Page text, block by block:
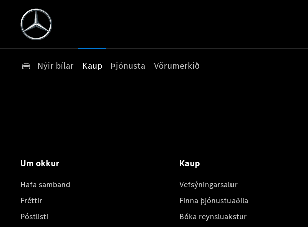
Nýir bílar Kaup Þjónusta Vörumerkið
Um okkur
Hafa samband
Fréttir
Póstlisti
Kaup
Vefsýningarsalur
Finna þjónustuaðila
Bóka reynsluakstur